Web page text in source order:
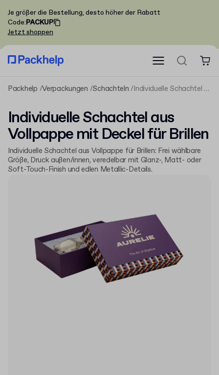
Je größer die Bestellung, desto höher der Rabatt
Code:PACKUP
Jetzt shoppen
Packhelp Verpackungen Schachteln Individuelle Schachtel aus Vollpappe mit Deckel für Brillen
Individuelle Schachtel aus
Vollpappe mit Deckel für Brillen
Individuelle Schachtel aus Vollpappe für Brillen: Frei wählbare
Größe, Druck außen/innen, veredelbar mit Glanz-, Matt- oder
Soft-Touch-Finish und edlen Metallic-Details.